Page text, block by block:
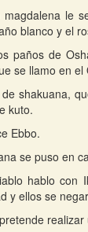
le
blanco y el
paños de
se llamo en el
shakuana,
kuto.
Ebbo.
se puso en
hablo con
y ellos se